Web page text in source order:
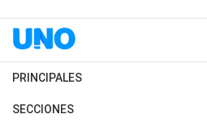
PRINCIPALES
Últimas Noticias
SECCIONES